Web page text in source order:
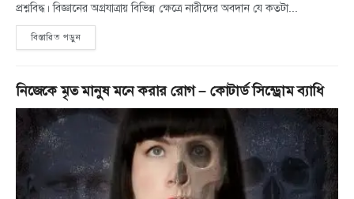
প্রশ্নবিদ্ধ। বিজ্ঞানের অগ্রযাত্রায় বিভিন্ন ক্ষেত্রে নারীদের অবদান যে কতটা...
বিস্তারিত পড়ুন
নিজেকে মৃত মানুষ মনে করার রোগ – কোটার্ড সিন্ড্রোম ব্যাধি